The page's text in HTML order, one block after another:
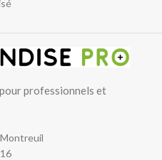
professionnels et